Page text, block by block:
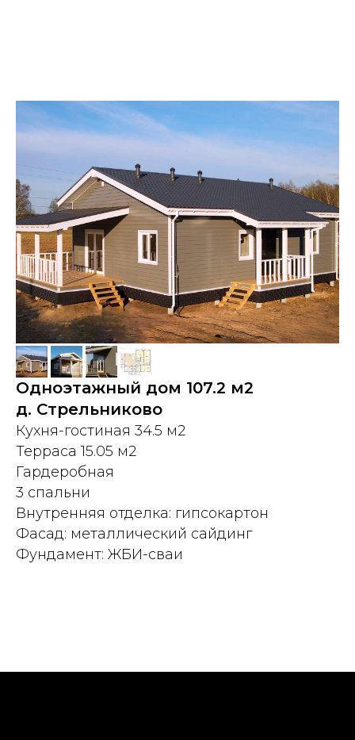
Одноэтажный дом 107.2 м2
д. Стрельниково
Кухня-гостиная 34.5 м2
Терраса 15.05 м2
Гардеробная
3 спальни
Внутренняя отделка: гипсокартон
Фасад: металлический сайдинг
Фундамент: ЖБИ-сваи